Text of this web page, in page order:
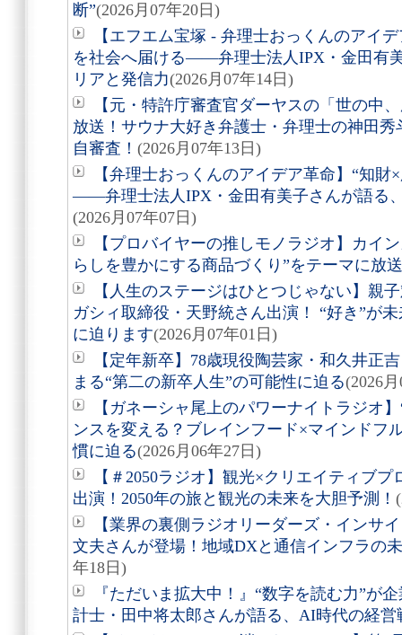
断”(2026月07年20日)
【エフエム宝塚 - 弁理士おっくんのアイ
を社会へ届ける――弁理士法人IPX・金田有
リアと発信力(2026月07年14日)
【元・特許庁審査官ダーヤスの「世の中
放送！サウナ大好き弁護士・弁理士の神田
自審査！ (2026月07年13日)
【弁理士おっくんのアイデア革命】“知
――弁理士法人IPX・金田有美子さんが語る
(2026月07年07日)
【プロバイヤーの推しモノラジオ】カイ
らしを豊かにする商品づくり”をテーマに放送
【人生のステージはひとつじゃない】親
ガシィ取締役・天野統さん出演！ “好き”が
に迫ります(2026月07年01日)
【定年新卒】78歳現役陶芸家・和久井正
まる“第二の新卒人生”の可能性に迫る(2026
【ガネーシャ尾上のパワーナイトラジオ
ンスを変える？ブレインフード×マインドフ
慣に迫る(2026月06年27日)
【＃2050ラジオ】観光×クリエイティブ
出演！2050年の旅と観光の未来を大胆予測！
【業界の裏側ラジオリーダーズ・インサ
文夫さんが登場！地域DXと通信インフラの
年18日)
『ただいま拡大中！』“数字を読む力”
計士・田中将太郎さんが語る、AI時代の経営